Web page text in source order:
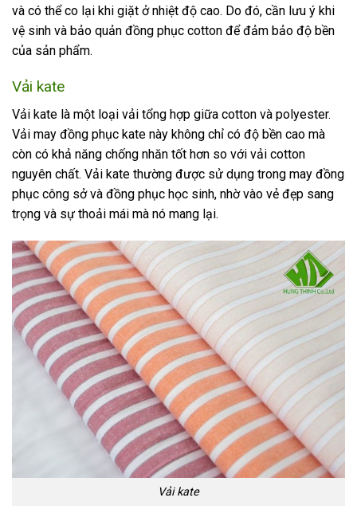
và có thể co lại khi giặt ở nhiệt độ cao. Do đó, cần lưu ý khi
vệ sinh và bảo quản đồng phục cotton để đảm bảo độ bền
của sản phẩm.
Vải kate
Vải kate là một loại vải tổng hợp giữa cotton và polyester.
Vải may đồng phục kate này không chỉ có độ bền cao mà
còn có khả năng chống nhăn tốt hơn so với vải cotton
nguyên chất. Vải kate thường được sử dụng trong may đồng
phục công sở và đồng phục học sinh, nhờ vào vẻ đẹp sang
trọng và sự thoải mái mà nó mang lại.
Vải kate